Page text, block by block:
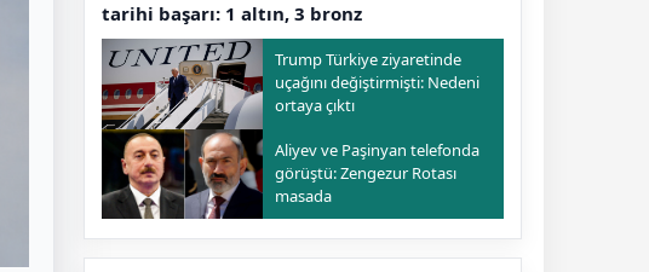
tarihi başarı: 1 altın, 3 bronz
Trump Türkiye ziyaretinde
uçağını değiştirmişti: Nedeni
ortaya çıktı
Aliyev ve Paşinyan telefonda
görüştü: Zengezur Rotası
masada